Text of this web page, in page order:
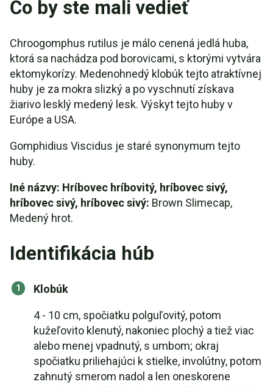
Čo by ste mali vedieť
Chroogomphus rutilus je málo cenená jedlá huba,
ktorá sa nachádza pod borovicami, s ktorými vytvára
ektomykorízy. Medenohnedý klobúk tejto atraktívnej
huby je za mokra slizký a po vyschnutí získava
žiarivo lesklý medený lesk. Výskyt tejto huby v
Európe a USA.
Gomphidius Viscidus je staré synonymum tejto
huby.
Iné názvy: Hríbovec hríbovitý, hríbovec sivý,
hríbovec sivý, hríbovec sivý: Brown Slimecap,
Medený hrot.
Identifikácia húb
Klobúk
4 - 10 cm, spočiatku polguľovitý, potom
kužeľovito klenutý, nakoniec plochý a tiež viac
alebo menej vpadnutý, s umbom; okraj
spočiatku priliehajúci k stielke, involútny, potom
zahnutý smerom nadol a len oneskorene